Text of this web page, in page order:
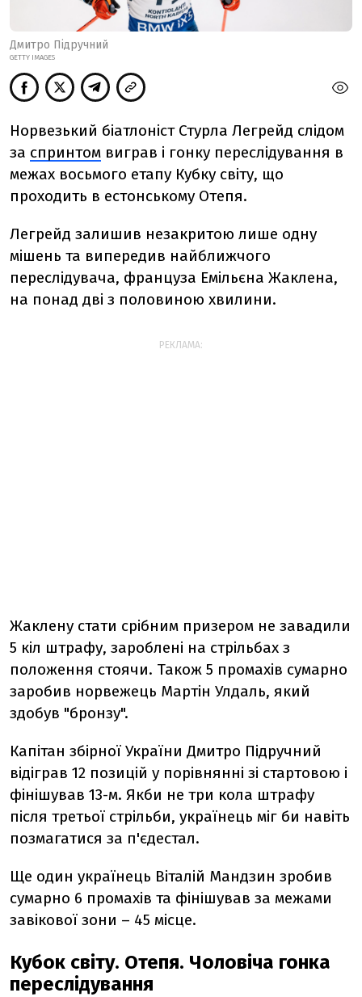
Дмитро Підручний
GETTY IMAGES
Норвезький біатлоніст Стурла Легрейд слідом
за спринтом виграв і гонку переслідування в
межах восьмого етапу Кубку світу, що
проходить в естонському Отепя.
Легрейд залишив незакритою лише одну
мішень та випередив найближчого
переслідувача, француза Емільєна Жаклена,
на понад дві з половиною хвилини.
РЕКЛАМА:
Жаклену стати срібним призером не завадили
5 кіл штрафу, зароблені на стрільбах з
положення стоячи. Також 5 промахів сумарно
заробив норвежець Мартін Улдаль, який
здобув "бронзу".
Капітан збірної України Дмитро Підручний
відіграв 12 позицій у порівнянні зі стартовою і
фінішував 13-м. Якби не три кола штрафу
після третьої стрільби, українець міг би навіть
позмагатися за п'єдестал.
Ще один українець Віталій Мандзин зробив
сумарно 6 промахів та фінішував за межами
завікової зони – 45 місце.
Кубок світу. Отепя. Чоловіча гонка
переслідування